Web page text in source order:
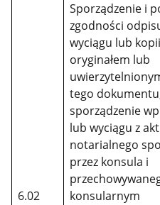
6.02
Sporządzenie i
zgodności
wyciągu lub
oryginałem lub
tego
sporządzenie
lub wyciągu z
notarialnego
przez konsula i
konsularnym